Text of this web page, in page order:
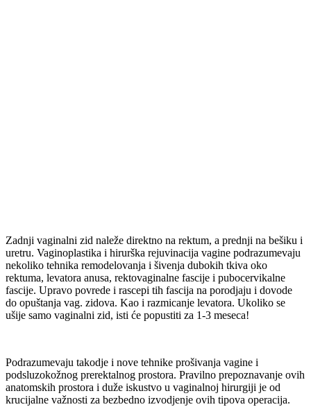
Zadnji vaginalni zid naleže direktno na rektum, a prednji na bešiku i
uretru. Vaginoplastika i hirurška rejuvinacija vagine podrazumevaju
nekoliko tehnika remodelovanja i šivenja dubokih tkiva oko
rektuma, levatora anusa, rektovaginalne fascije i pubocervikalne
fascije. Upravo povrede i rascepi tih fascija na porodjaju i dovode
do opuštanja vag. zidova. Kao i razmicanje levatora. Ukoliko se
ušije samo vaginalni zid, isti će popustiti za 1-3 meseca!
Podrazumevaju takodje i nove tehnike prošivanja vagine i
podsluzokožnog prerektalnog prostora. Pravilno prepoznavanje ovih
anatomskih prostora i duže iskustvo u vaginalnoj hirurgiji je od
krucijalne važnosti za bezbedno izvodjenje ovih tipova operacija.